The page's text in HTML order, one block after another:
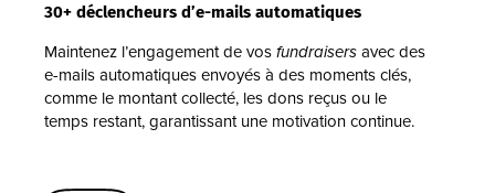
30+ déclencheurs d’e-mails automatiques
Maintenez l’engagement de vosfundraisersavec des
e-mails automatiques envoyés à des moments clés,
comme le montant collecté, les dons reçus ou le
temps restant, garantissant une motivation continue.